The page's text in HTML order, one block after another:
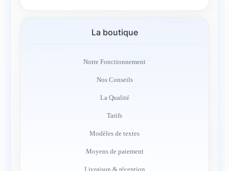
La boutique
Notre Fonctionnement
Nos Conseils
La Qualité
Tarifs
Modèles de textes
Moyens de paiement
Livraison & réception